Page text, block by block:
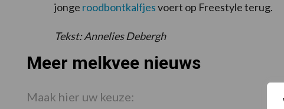
jonge roodbontkalfjesvoert op Freestyle terug.
Tekst: Annelies Debergh
Meer melkvee nieuws
Maak hier uw keuze: